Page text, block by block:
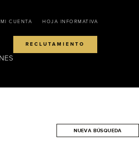
MI CUENTA HOJA INFORMATIVA
RECLUTAMIENTO
NUEVA BÚSQUEDA